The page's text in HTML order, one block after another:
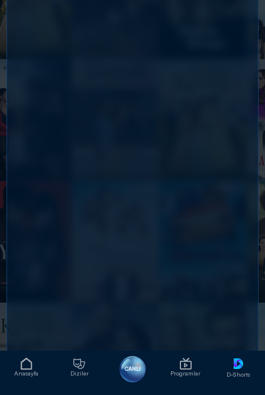
Anasayfa Diziler
CANLI
Programlar D-Shorts